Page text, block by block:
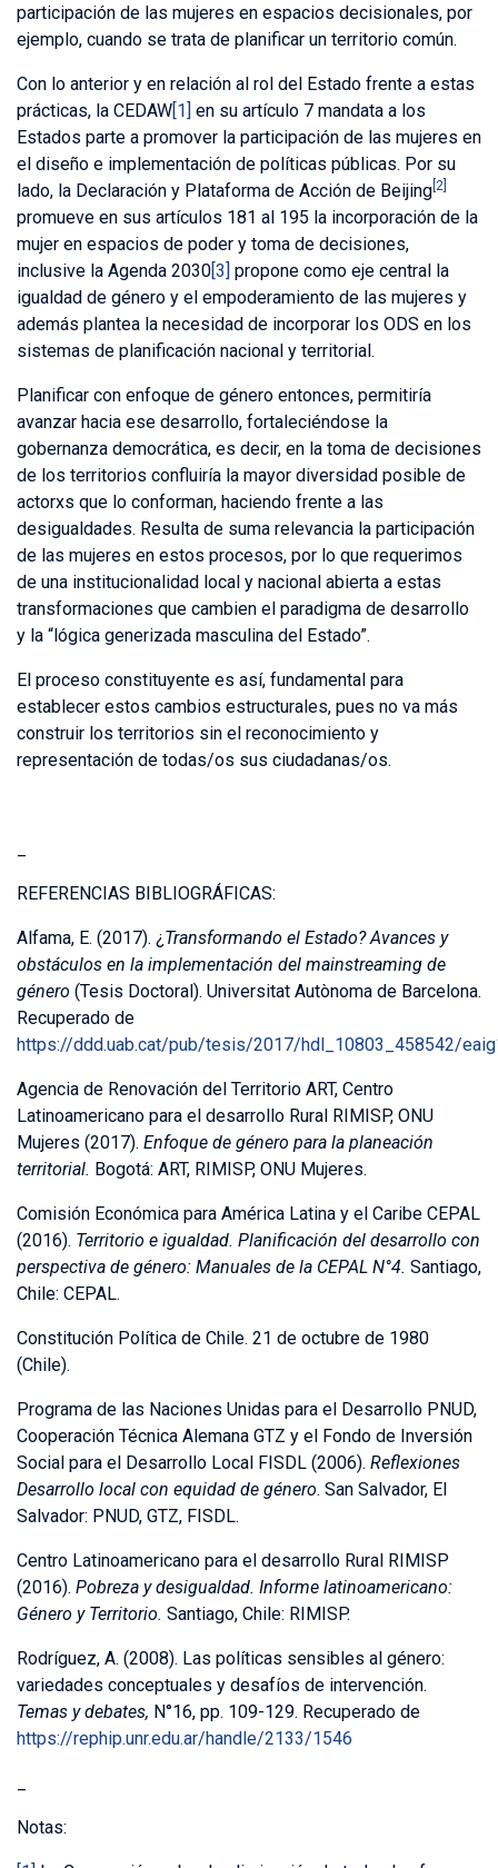
participación de las mujeres en espacios decisionales, por
ejemplo, cuando se trata de planificar un territorio común.
Con lo anterior y en relación al rol del Estado frente a estas
prácticas, la CEDAW[1] en su artículo 7 mandata a los
Estados parte a promover la participación de las mujeres en
el diseño e implementación de políticas públicas. Por su
lado, la Declaración y Plataforma de Acción de Beijing [2]
promueve en sus artículos 181 al 195 la incorporación de la
mujer en espacios de poder y toma de decisiones,
inclusive la Agenda 2030[3] propone como eje central la
igualdad de género y el empoderamiento de las mujeres y
además plantea la necesidad de incorporar los ODS en los
sistemas de planificación nacional y territorial.
Planificar con enfoque de género entonces, permitiría
avanzar hacia ese desarrollo, fortaleciéndose la
gobernanza democrática, es decir, en la toma de decisiones
de los territorios confluiría la mayor diversidad posible de
actorxs que lo conforman, haciendo frente a las
desigualdades. Resulta de suma relevancia la participación
de las mujeres en estos procesos, por lo que requerimos
de una institucionalidad local y nacional abierta a estas
transformaciones que cambien el paradigma de desarrollo
y la “lógica generizada masculina del Estado”.
El proceso constituyente es así, fundamental para
establecer estos cambios estructurales, pues no va más
construir los territorios sin el reconocimiento y
representación de todas/os sus ciudadanas/os.
REFERENCIAS BIBLIOGRÁFICAS:
Alfama, E. (2017). ¿Transformando el Estado? Avances y
obstáculos en la implementación del mainstreaming de
género (Tesis Doctoral). Universitat Autònoma de Barcelona.
Recuperado de
https://ddd.uab.cat/pub/tesis/2017/hdl_10803_458542/
Agencia de Renovación del Territorio ART, Centro
Latinoamericano para el desarrollo Rural RIMISP, ONU
Mujeres (2017). Enfoque de género para la planeación
territorial. Bogotá: ART, RIMISP, ONU Mujeres.
Comisión Económica para América Latina y el Caribe CEPAL
(2016). Territorio e igualdad. Planificación del desarrollo con
perspectiva de género: Manuales de la CEPAL N°4. Santiago,
Chile: CEPAL.
Constitución Política de Chile. 21 de octubre de 1980
(Chile).
Programa de las Naciones Unidas para el Desarrollo PNUD,
Cooperación Técnica Alemana GTZ y el Fondo de Inversión
Social para el Desarrollo Local FISDL (2006). Reflexiones
Desarrollo local con equidad de género. San Salvador, El
Salvador: PNUD, GTZ, FISDL.
Centro Latinoamericano para el desarrollo Rural RIMISP
(2016). Pobreza y desigualdad. Informe latinoamericano:
Género y Territorio. Santiago, Chile: RIMISP.
Rodríguez, A. (2008). Las políticas sensibles al género:
variedades conceptuales y desafíos de intervención.
Temas y debates, N°16, pp. 109-129. Recuperado de
https://rephip.unr.edu.ar/handle/2133/1546
Notas: